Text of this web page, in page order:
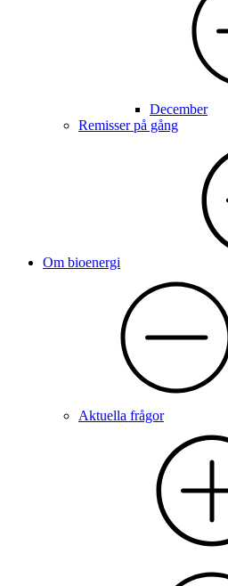
December
Remisser på gång
Om bioenergi
Aktuella frågor